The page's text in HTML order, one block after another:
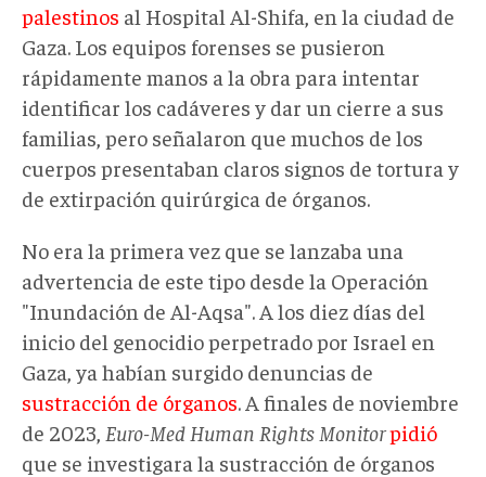
palestinos al Hospital Al-Shifa, en la ciudad de
Gaza. Los equipos forenses se pusieron
rápidamente manos a la obra para intentar
identificar los cadáveres y dar un cierre a sus
familias, pero señalaron que muchos de los
cuerpos presentaban claros signos de tortura y
de extirpación quirúrgica de órganos.
No era la primera vez que se lanzaba una
advertencia de este tipo desde la Operación
"Inundación de Al-Aqsa". A los diez días del
inicio del genocidio perpetrado por Israel en
Gaza, ya habían surgido denuncias de
sustracción de órganos. A finales de noviembre
de 2023, Euro-Med Human Rights Monitorpidió
que se investigara la sustracción de órganos